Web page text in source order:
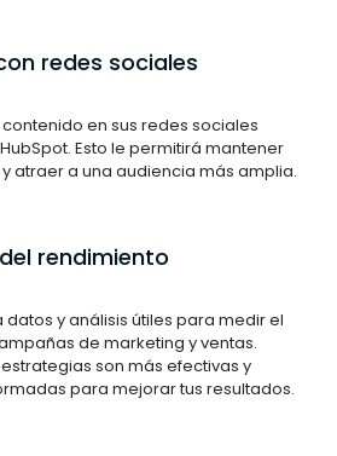
redes sociales
en sus redes sociales
Esto le permitirá mantener
atraer a una audiencia más amplia.
rendimiento
y análisis útiles para medir el
de marketing y ventas.
son más efectivas y
para mejorar tus resultados.